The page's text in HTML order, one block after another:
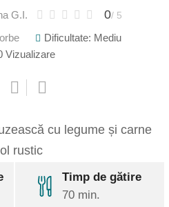
G.I. 0/ 5
Dificultate: Mediu
Vizualizare
Pinterest
Timp de gătire
70 min.